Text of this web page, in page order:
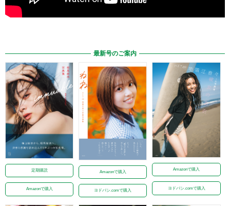
最新号のご案内
定期購読
Amazonで購入
Amazonで購入
ヨドバシ.comで購入
Amazonで購入
ヨドバシ.comで購入